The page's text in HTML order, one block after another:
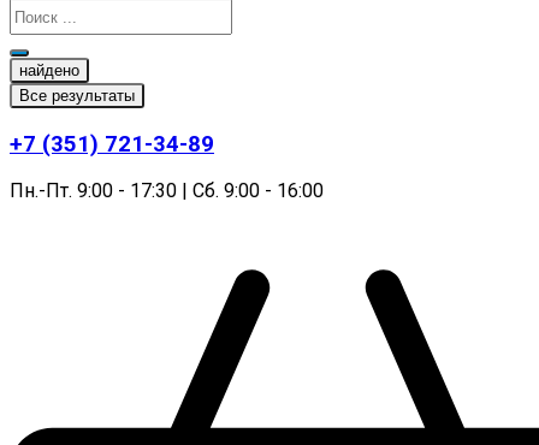
найдено
Все результаты
+7 (351) 721-34-89
Пн.-Пт. 9:00 - 17:30 | Сб. 9:00 - 16:00